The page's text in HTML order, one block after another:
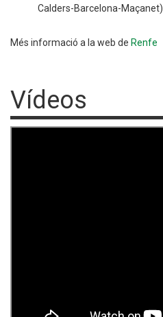
Calders-Barcelona-Maçanet).
Més informació a la web de Renfe
Vídeos